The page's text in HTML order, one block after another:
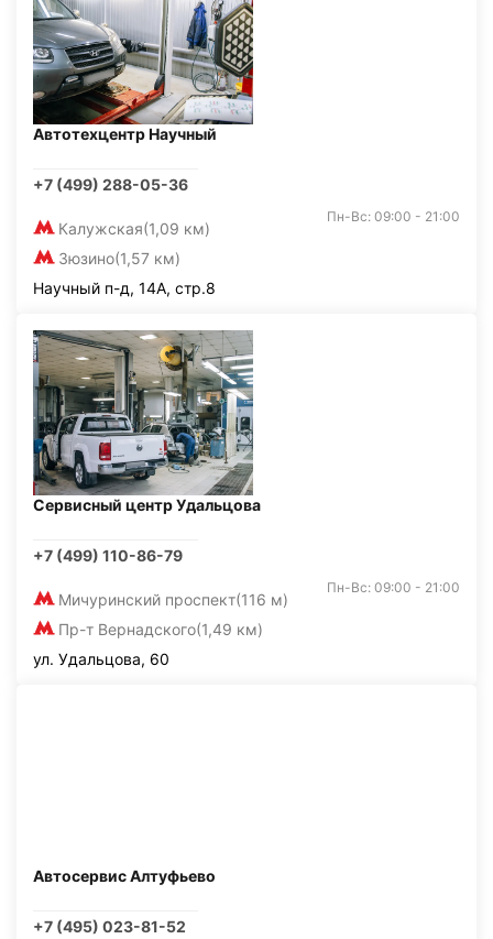
Автотехцентр Научный
+7 (499) 288-05-36
Калужская(1,09 км)
Зюзино(1,57 км)
Пн-Вс: 09:00 - 21:00
Научный п-д, 14А, стр.8
Сервисный центр Удальцова
+7 (499) 110-86-79
Мичуринский проспект(116 м)
Пр-т Вернадского(1,49 км)
Пн-Вс: 09:00 - 21:00
ул. Удальцова, 60
Автосервис Алтуфьево
+7 (495) 023-81-52